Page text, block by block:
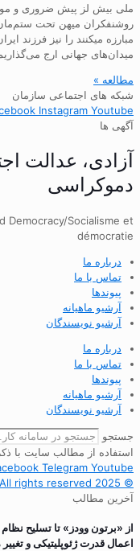
ملی بیش لز پیش ضروری و
روشنفکران میهن تحت
مبارزه میکنند را نیز فرزند
میدان‌های جهانی ارج
مطالعه »
شبکه های اجتماعی سازمان
Instagram Youtube
آگهی ها
آزادی، عدالت
دموکراسی
Democracy/Socialisme et
démocratie
درباره ما
تماس با ما
پیوندها
آرشیو ماهیانه
آرشیو نویسندگان
درباره ما
تماس با ما
پیوندها
آرشیو ماهیانه
آرشیو نویسندگان
جستجو
استفاده از مطالب سایت با
Telegram Youtube
© 2025 kar-online.com All rights reserved
آخرین مطالب
از «برتون وودز» تا تسلیح
اعمال قدرت ژئوپلیتیکی و